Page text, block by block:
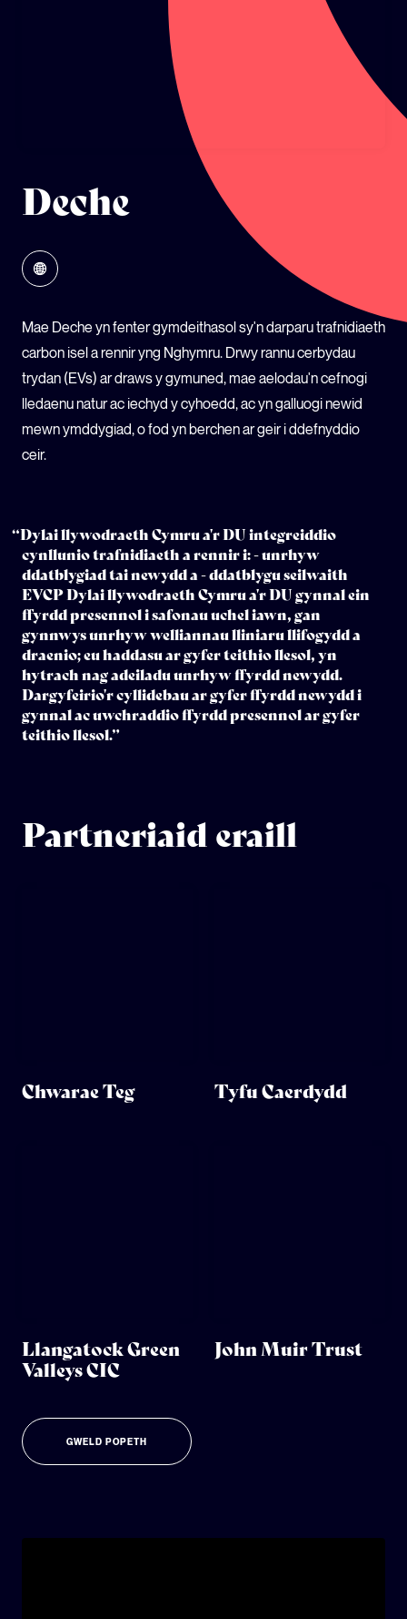
Deche
Mae Deche yn fenter gymdeithasol sy'n darparu trafnidiaeth
carbon isel a rennir yng Nghymru. Drwy rannu cerbydau
trydan (EVs) ar draws y gymuned, mae aelodau'n cefnogi
lledaenu natur ac iechyd y cyhoedd, ac yn galluogi newid
mewn ymddygiad, o fod yn berchen ar geir i ddefnyddio
ceir.
“Dylai llywodraeth Cymru a'r DU integreiddio
cynllunio trafnidiaeth a rennir i: - unrhyw
ddatblygiad tai newydd a - ddatblygu seilwaith
EVCP Dylai llywodraeth Cymru a'r DU gynnal ein
ffyrdd presennol i safonau uchel iawn, gan
gynnwys unrhyw welliannau lliniaru llifogydd a
draenio; eu haddasu ar gyfer teithio llesol, yn
hytrach nag adeiladu unrhyw ffyrdd newydd.
Dargyfeirio'r cyllidebau ar gyfer ffyrdd newydd i
gynnal ac uwchraddio ffyrdd presennol ar gyfer
teithio llesol.”
Partneriaid eraill
Chwarae Teg Tyfu Caerdydd
Llangatock Green
Valleys CIC
John Muir Trust
GWELD POPETH
LLYSGENHADON HINSAWDD IEUENCTID